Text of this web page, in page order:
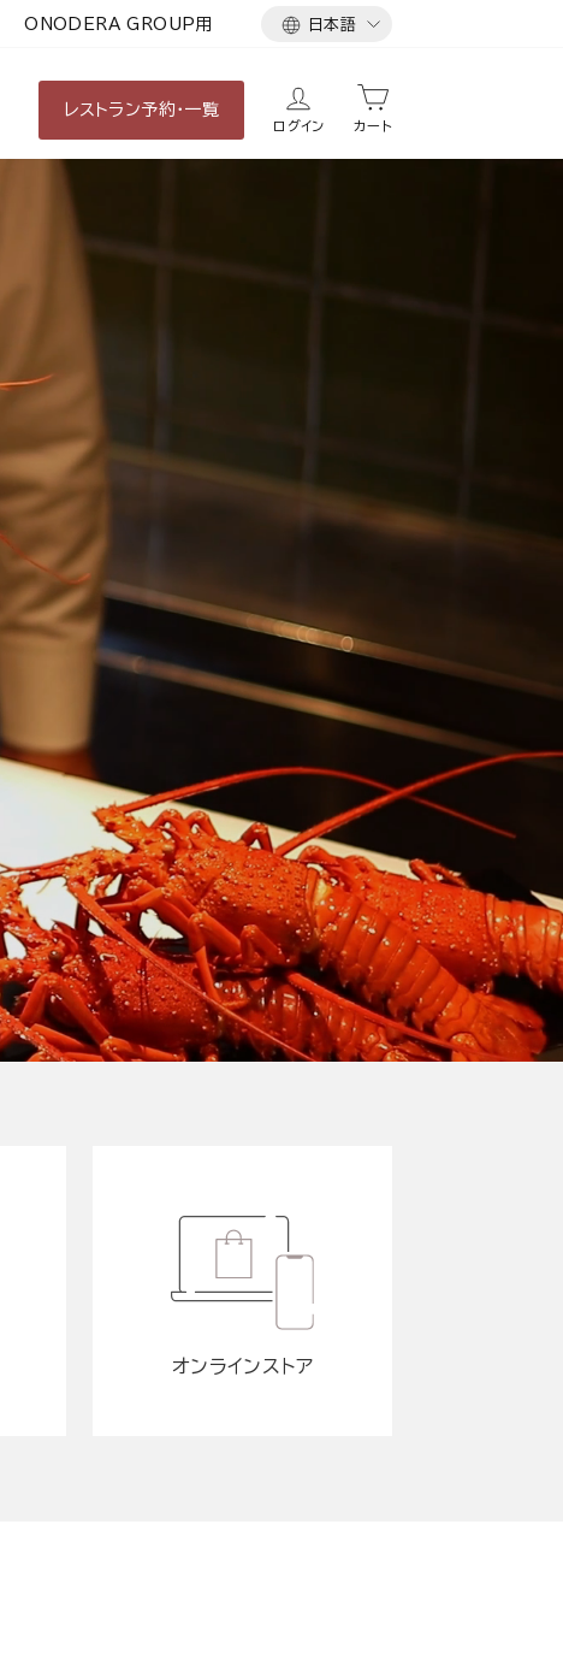
ONODERA GROUP用
言
日本語
レストラン予約・一覧
ログイン カート
オンラインストア